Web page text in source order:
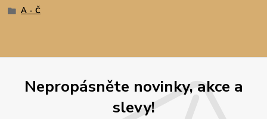
A - Č
Nepropásněte novinky, akce a
slevy!